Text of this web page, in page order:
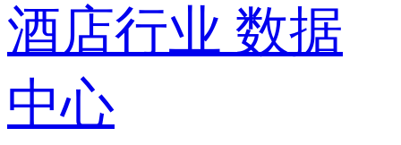
酒店行业 数据
中心